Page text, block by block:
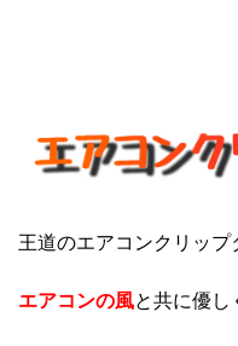
王道のエアコンクリップ
エアコンの風と共に優